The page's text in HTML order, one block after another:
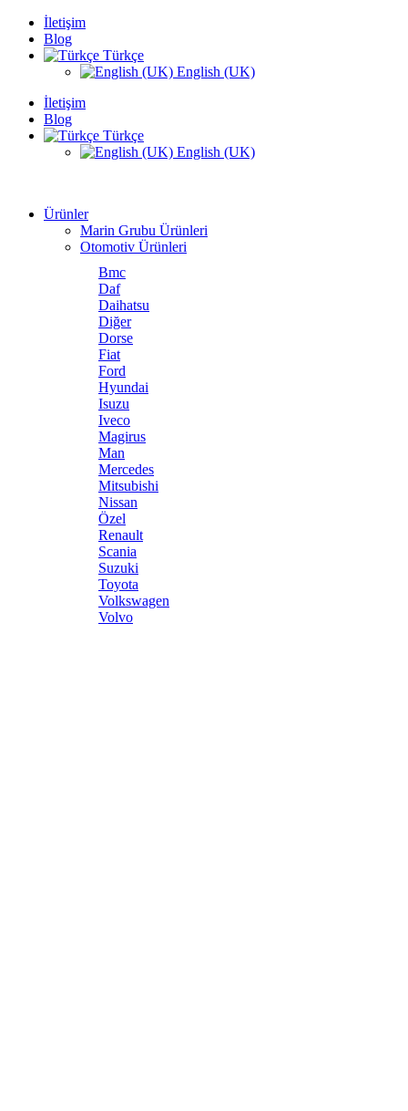
İletişim
Blog
Türkçe
English (UK)
İletişim
Blog
Türkçe
English (UK)
Ürünler
Marin Grubu Ürünleri
Otomotiv Ürünleri
Bmc
Daf
Daihatsu
Diğer
Dorse
Fiat
Ford
Hyundai
Isuzu
Iveco
Magirus
Man
Mercedes
Mitsubishi
Nissan
Özel
Renault
Scania
Suzuki
Toyota
Volkswagen
Volvo